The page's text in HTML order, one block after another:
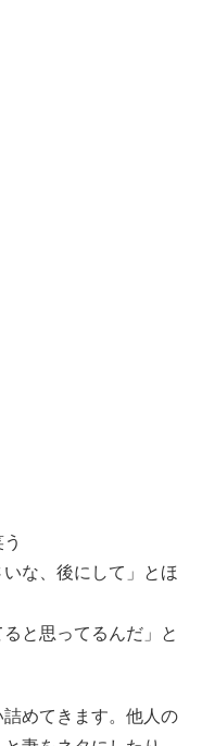
な、後にして」とほ
と思ってるんだ」と
めてきます。他人の